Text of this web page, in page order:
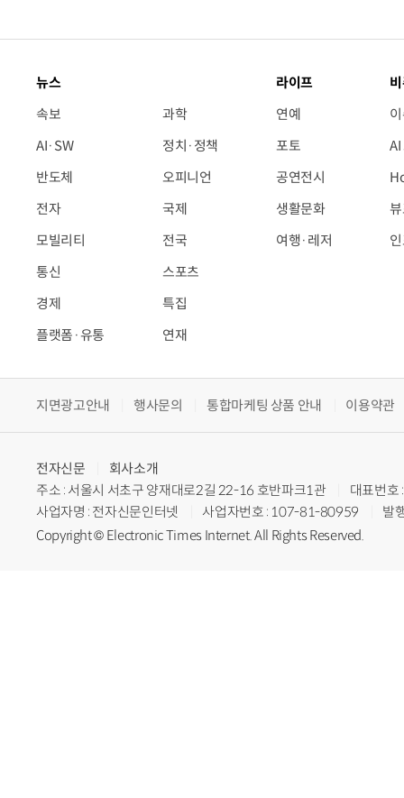
뉴스
속보
AI·SW
반도체
전자
모빌리티
통신
경제
플랫폼·유통
과학
정치·정책
오피니언
국제
전국
스포츠
특집
연재
라이프
연예
포토
공연전시
생활문화
여행·레저
지면광고안내 행사문의 통합마케팅 상품 안내 이용약관
전자신문
회사소개
주소 : 서울시 서초구 양재대로2길 22-16 호반파크1관
대표번
사업자명 : 전자신문인터넷
사업자번호 : 107-81-80959
발
Copyright © Electronic Times Internet. All Rights Reserved.